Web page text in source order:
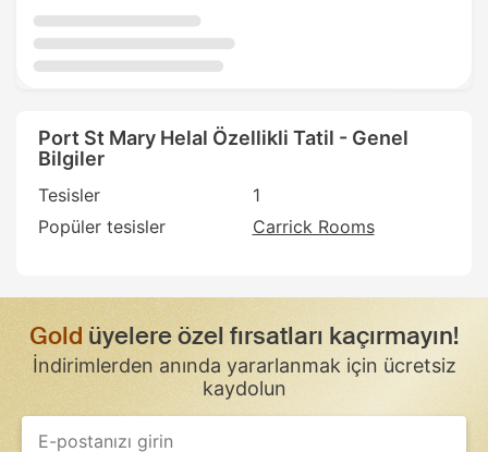
Port St Mary Helal Özellikli Tatil - Genel
Bilgiler
Tesisler
1
Popüler tesisler
Carrick Rooms
Goldüyelere özel fırsatları kaçırmayın!
İndirimlerden anında yararlanmak için ücretsiz
kaydolun
If
you